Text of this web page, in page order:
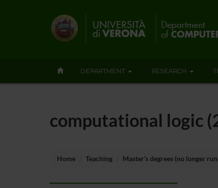
DEPARTMENT RESEARCH
computational logic
Home Teaching Master’s degrees (no longer